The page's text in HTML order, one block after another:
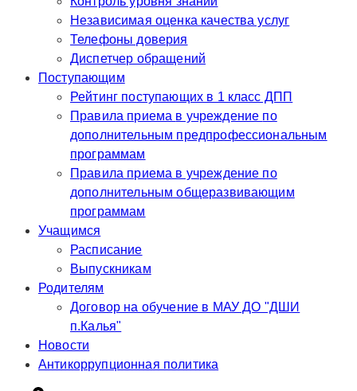
Независимая оценка качества услуг
Телефоны доверия
Диспетчер обращений
Поступающим
Рейтинг поступающих в 1 класс ДПП
Правила приема в учреждение по
дополнительным предпрофессиональным
программам
Правила приема в учреждение по
дополнительным общеразвивающим
программам
Учащимся
Расписание
Выпускникам
Родителям
Договор на обучение в МАУ ДО "ДШИ
п.Калья"
Новости
Антикоррупционная политика